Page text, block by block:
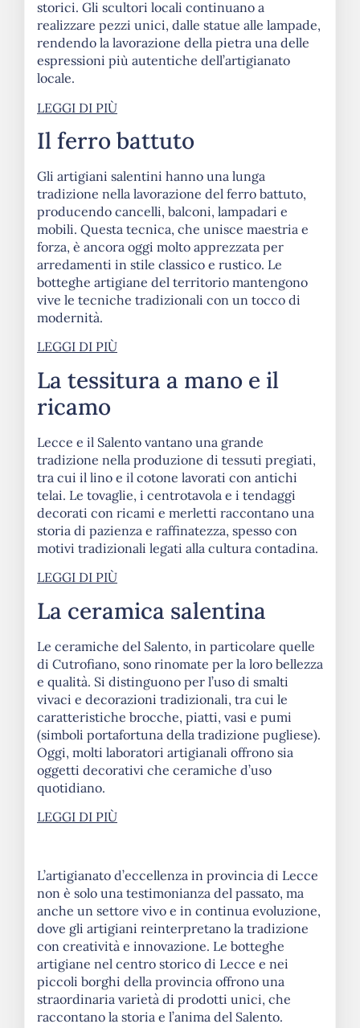
storici. Gli scultori locali continuano a
realizzare pezzi unici, dalle statue alle lampade,
rendendo la lavorazione della pietra una delle
espressioni più autentiche dell’artigianato
locale.
LEGGI DI PIÙ
Il ferro battuto
Gli artigiani salentini hanno una lunga
tradizione nella lavorazione del ferro battuto,
producendo cancelli, balconi, lampadari e
mobili. Questa tecnica, che unisce maestria e
forza, è ancora oggi molto apprezzata per
arredamenti in stile classico e rustico. Le
botteghe artigiane del territorio mantengono
vive le tecniche tradizionali con un tocco di
modernità.
LEGGI DI PIÙ
La tessitura a mano e il
ricamo
Lecce e il Salento vantano una grande
tradizione nella produzione di tessuti pregiati,
tra cui il lino e il cotone lavorati con antichi
telai. Le tovaglie, i centrotavola e i tendaggi
decorati con ricami e merletti raccontano una
storia di pazienza e raffinatezza, spesso con
motivi tradizionali legati alla cultura contadina.
LEGGI DI PIÙ
La ceramica salentina
Le ceramiche del Salento, in particolare quelle
di Cutrofiano, sono rinomate per la loro bellezza
e qualità. Si distinguono per l’uso di smalti
vivaci e decorazioni tradizionali, tra cui le
caratteristiche brocche, piatti, vasi e pumi
(simboli portafortuna della tradizione pugliese).
Oggi, molti laboratori artigianali offrono sia
oggetti decorativi che ceramiche d’uso
quotidiano.
LEGGI DI PIÙ
L’artigianato d’eccellenza in provincia di Lecce
non è solo una testimonianza del passato, ma
anche un settore vivo e in continua evoluzione,
dove gli artigiani reinterpretano la tradizione
con creatività e innovazione. Le botteghe
artigiane nel centro storico di Lecce e nei
piccoli borghi della provincia offrono una
straordinaria varietà di prodotti unici, che
raccontano la storia e l’anima del Salento.